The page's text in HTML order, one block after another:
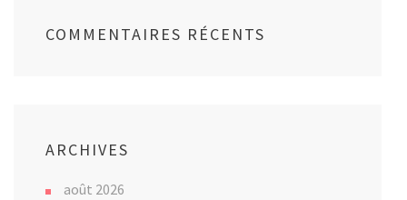
COMMENTAIRES RÉCENTS
ARCHIVES
août 2026